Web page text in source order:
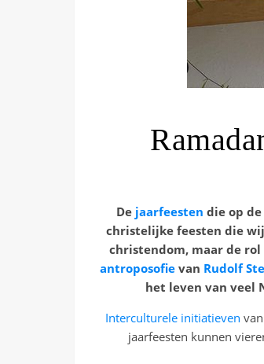
De jaarfeesten die op
christelijke feesten die
christendom, maar de
antroposofievan Rudolf
het leven van veel
Interculturele initiatieven
jaarfeesten kunnen